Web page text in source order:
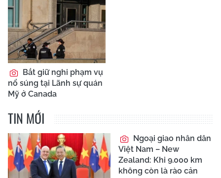
Bắt giữ nghi phạm vụ
nổ súng tại Lãnh sự quán
Mỹ ở Canada
TIN MỚI
Ngoại giao nhân dân
Việt Nam – New
Zealand: Khi 9.000 km
không còn là rào cản